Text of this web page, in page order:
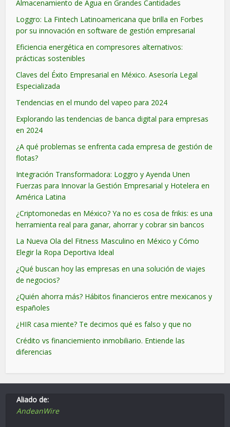
Almacenamiento de Agua en Grandes Cantidades
Loggro: La Fintech Latinoamericana que brilla en Forbes
por su innovación en software de gestión empresarial
Eficiencia energética en compresores alternativos:
prácticas sostenibles
Claves del Éxito Empresarial en México. Asesoría Legal
Especializada
Tendencias en el mundo del vapeo para 2024
Explorando las tendencias de banca digital para empresas
en 2024
¿A qué problemas se enfrenta cada empresa de gestión de
flotas?
Integración Transformadora: Loggro y Ayenda Unen
Fuerzas para Innovar la Gestión Empresarial y Hotelera en
América Latina
¿Criptomonedas en México? Ya no es cosa de frikis: es una
herramienta real para ganar, ahorrar y cobrar sin bancos
La Nueva Ola del Fitness Masculino en México y Cómo
Elegir la Ropa Deportiva Ideal
¿Qué buscan hoy las empresas en una solución de viajes
de negocios?
¿Quién ahorra más? Hábitos financieros entre mexicanos y
españoles
¿HIR casa miente? Te decimos qué es falso y que no
Crédito vs financiemiento inmobiliario. Entiende las
diferencias
Aliado de:
AndeanWire